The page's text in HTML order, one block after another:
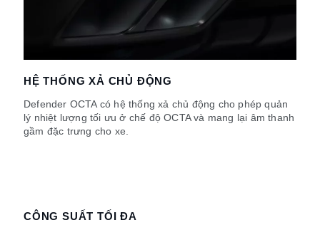
HỆ THỐNG XẢ CHỦ ĐỘNG
Defender OCTA có hệ thống xả chủ động cho phép quản
lý nhiệt lượng tối ưu ở chế độ OCTA và mang lại âm thanh
gầm đặc trưng cho xe.
CÔNG SUẤT TỐI ĐA